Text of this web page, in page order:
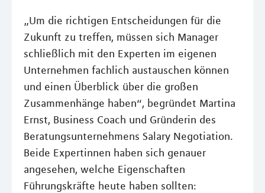
„Um die richtigen Entscheidungen für die
Zukunft zu treffen, müssen sich Manager
schließlich mit den Experten im eigenen
Unternehmen fachlich austauschen können
und einen Überblick über die großen
Zusammenhänge haben“, begründet Martina
Ernst, Business Coach und Gründerin des
Beratungsunternehmens Salary Negotiation.
Beide Expertinnen haben sich genauer
angesehen, welche Eigenschaften
Führungskräfte heute haben sollten: